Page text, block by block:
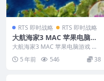
RTS 即时战略 RTS 即时战略
大航海家3 MAC 苹果电脑游
戏 繁体中文版 支援10.13 10.
14 10.15 11 12 适用于APPL
E CPU
大航海家3 MAC 苹果电脑游戏 繁
体中文版 支援10.13 10.14 10....
5 年前 546 38